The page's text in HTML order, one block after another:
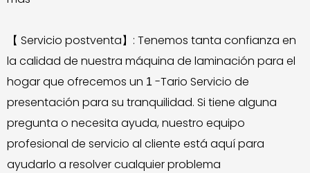
【 Servicio postventa】: Tenemos tanta confianza en
la calidad de nuestra máquina de laminación para el
hogar que ofrecemos un 1 -Tario Servicio de
presentación para su tranquilidad. Si tiene alguna
pregunta o necesita ayuda, nuestro equipo
profesional de servicio al cliente está aquí para
ayudarlo a resolver cualquier problema